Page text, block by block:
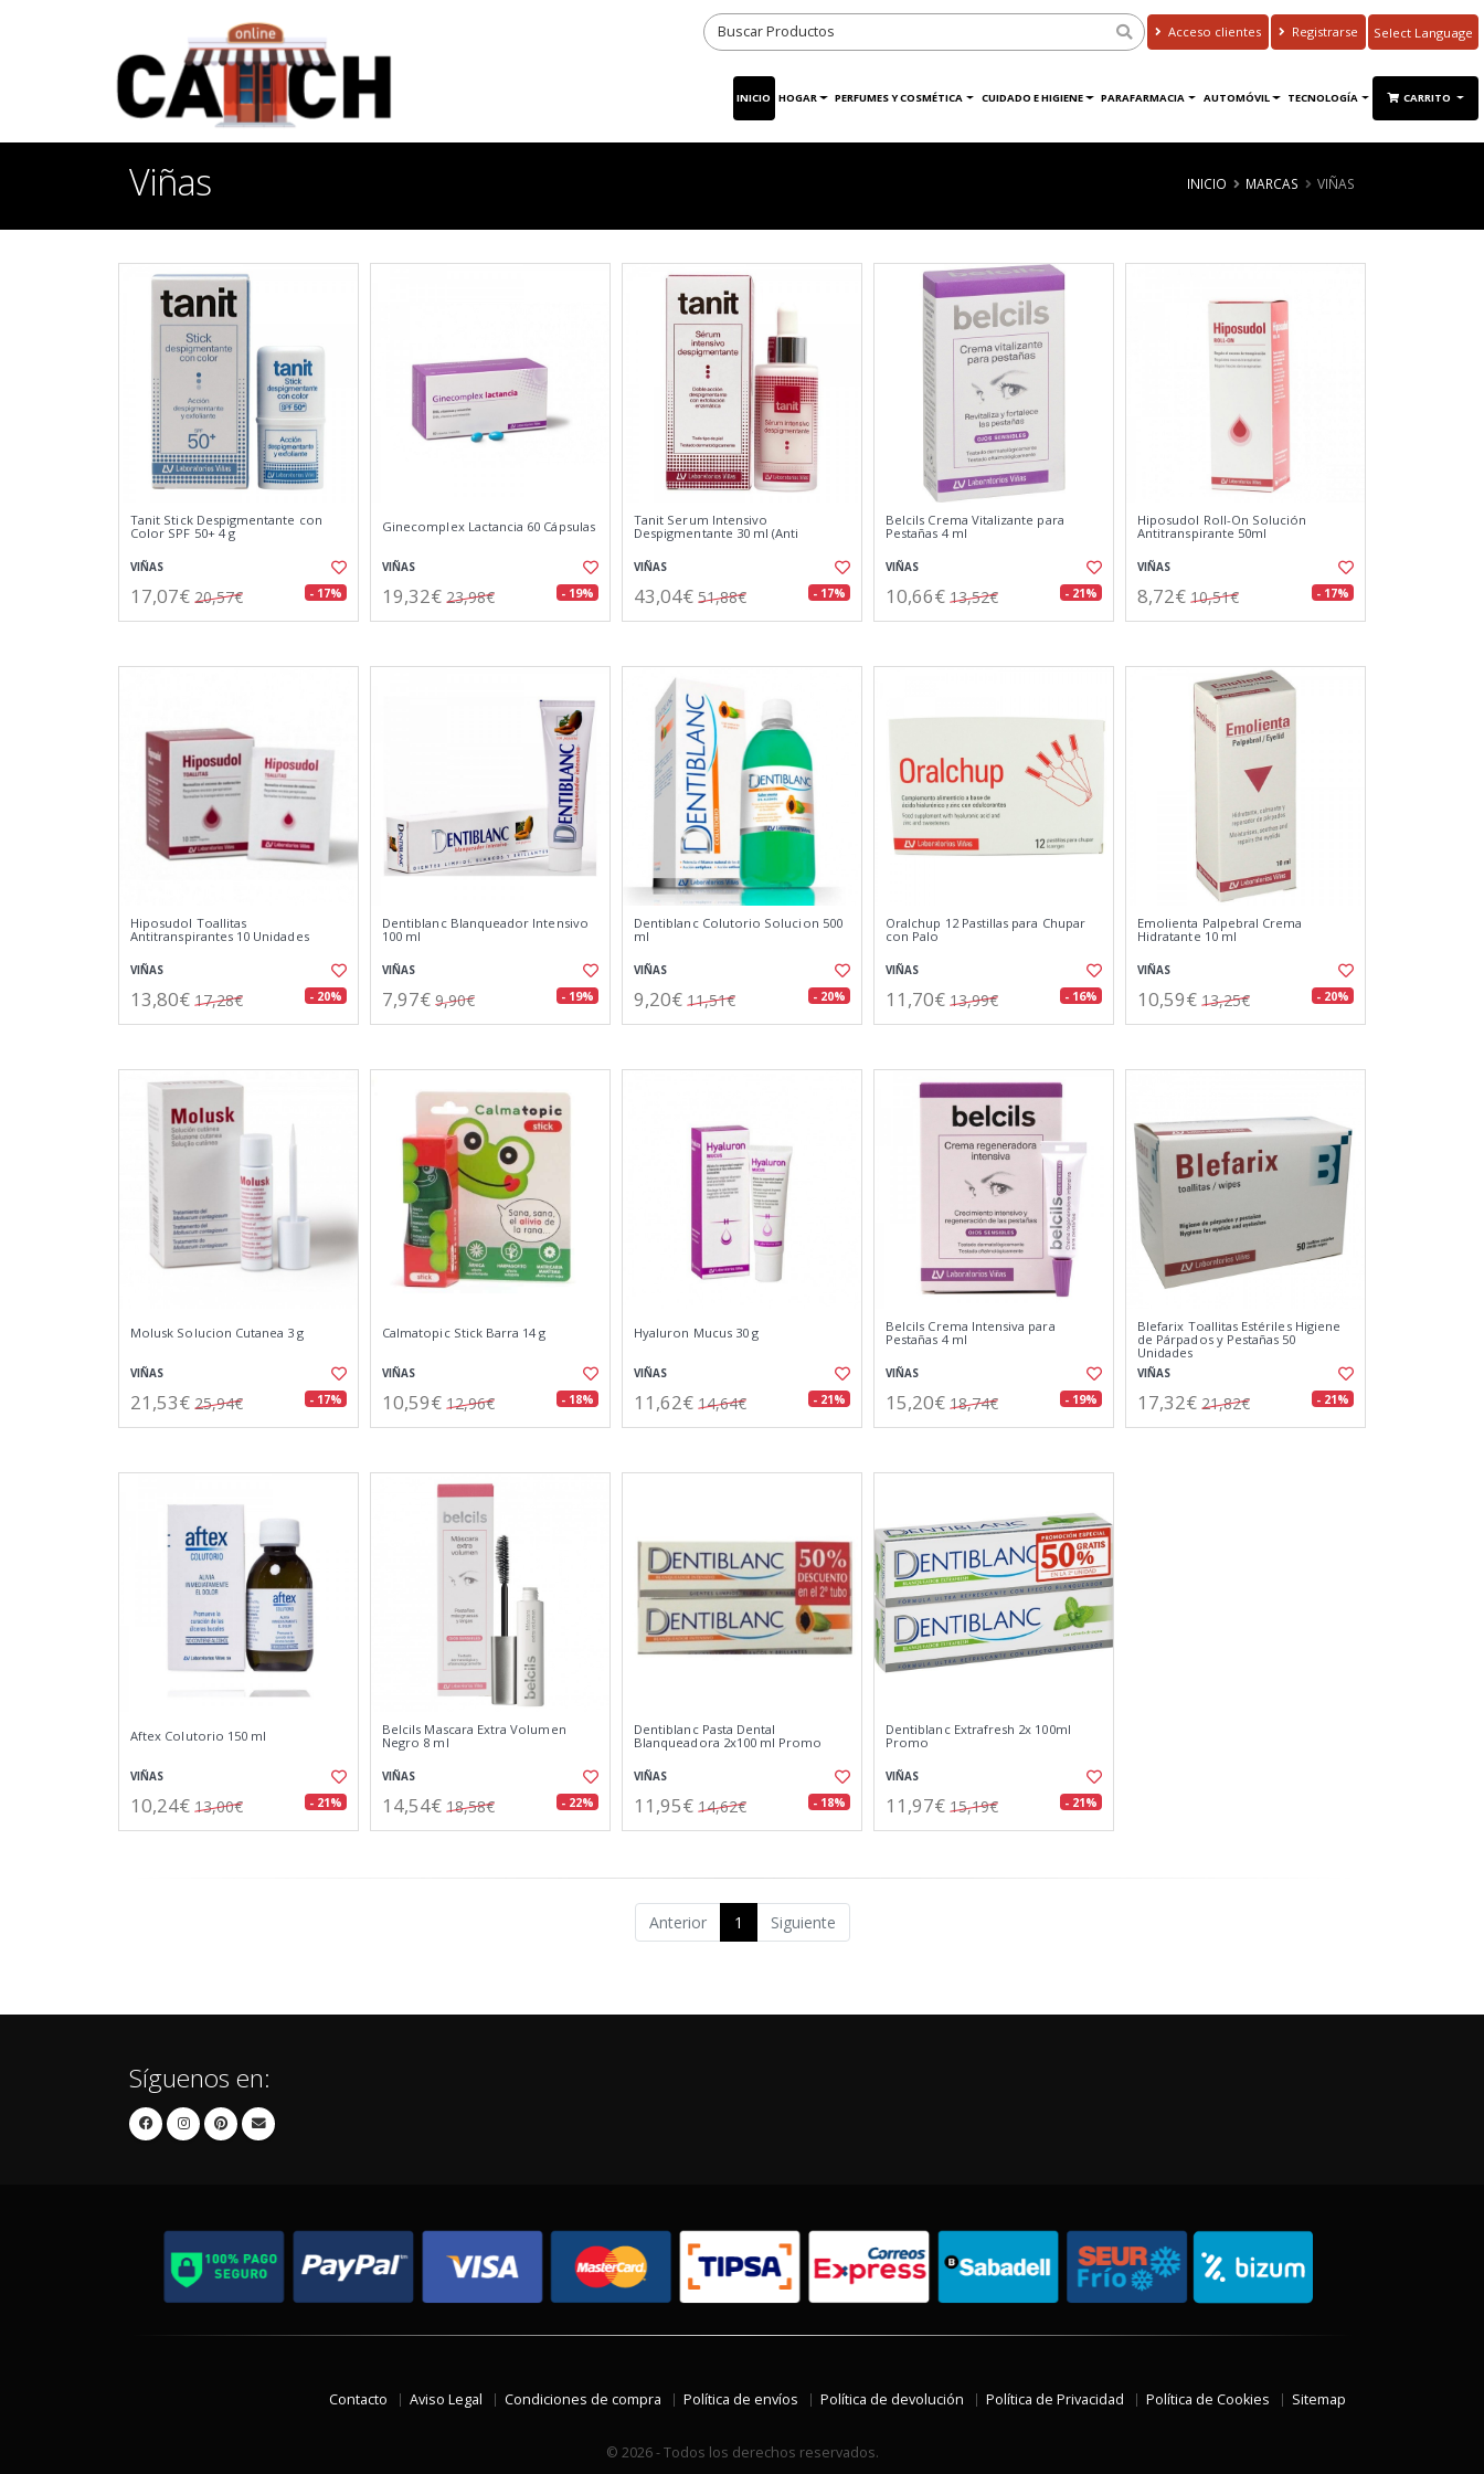
Acceso clientes Registrarse
Translate
INICIO HOGAR PERFUMES Y COSMÉTICA CUIDADO E HIGIENE PARAFARMACIA AUTOMÓVIL TECNOLOGÍA CARRITO
Viñas INICIO MARCAS VIÑAS
Tanit Stick Despigmentante con
Color SPF 50+ 4 g
VIÑAS
17,07€ 20,57€ - 17%
Ginecomplex Lactancia 60 Cápsulas
VIÑAS
19,32€ 23,98€ - 19%
Tanit Serum Intensivo
Despigmentante 30 ml (Anti
VIÑAS
43,04€ 51,88€ - 17%
Belcils Crema Vitalizante para
Pestañas 4 ml
VIÑAS
10,66€ 13,52€ - 21%
Hiposudol Roll-On Solución
Antitranspirante 50ml
VIÑAS
8,72€ 10,51€ - 17%
Hiposudol Toallitas
Antitranspirantes 10 Unidades
VIÑAS
13,80€ 17,28€ - 20%
Dentiblanc Blanqueador Intensivo
100 ml
VIÑAS
7,97€ 9,90€ - 19%
Dentiblanc Colutorio Solucion 500
ml
VIÑAS
9,20€ 11,51€ - 20%
Oralchup 12 Pastillas para Chupar
con Palo
VIÑAS
11,70€ 13,99€ - 16%
Emolienta Palpebral Crema
Hidratante 10 ml
VIÑAS
10,59€ 13,25€ - 20%
Molusk Solucion Cutanea 3 g
VIÑAS
21,53€ 25,94€ - 17%
Calmatopic Stick Barra 14 g
VIÑAS
10,59€ 12,96€ - 18%
Hyaluron Mucus 30 g
VIÑAS
11,62€ 14,64€ - 21%
Belcils Crema Intensiva para
Pestañas 4 ml
VIÑAS
15,20€ 18,74€ - 19%
Blefarix Toallitas Estériles Higiene
de Párpados y Pestañas 50
Unidades
VIÑAS
17,32€ 21,82€ - 21%
Aftex Colutorio 150 ml
VIÑAS
10,24€ 13,00€ - 21%
Belcils Mascara Extra Volumen
Negro 8 ml
VIÑAS
14,54€ 18,58€ - 22%
Dentiblanc Pasta Dental
Blanqueadora 2x100 ml Promo
VIÑAS
11,95€ 14,62€ - 18%
Dentiblanc Extrafresh 2x 100ml
Promo
VIÑAS
11,97€ 15,19€ - 21%
Anterior 1 Siguiente
Síguenos en:
Contacto Aviso Legal Condiciones de compra Política de envíos Política de devolución Política de Privacidad Política de Cookies Sitemap
© 2026 - Todos los derechos reservados.